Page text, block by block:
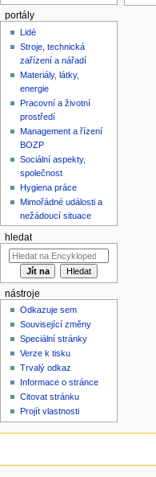
portály
Lidé
Stroje, technická
zařízení a nářadí
Materiály, látky,
energie
Pracovní a životní
prostředí
Management a řízení
BOZP
Sociální aspekty,
společnost
Hygiena práce
Mimořádné události a
nežádoucí situace
hledat
nástroje
Odkazuje sem
Související změny
Speciální stránky
Verze k tisku
Trvalý odkaz
Informace o stránce
Citovat stránku
Projít vlastnosti